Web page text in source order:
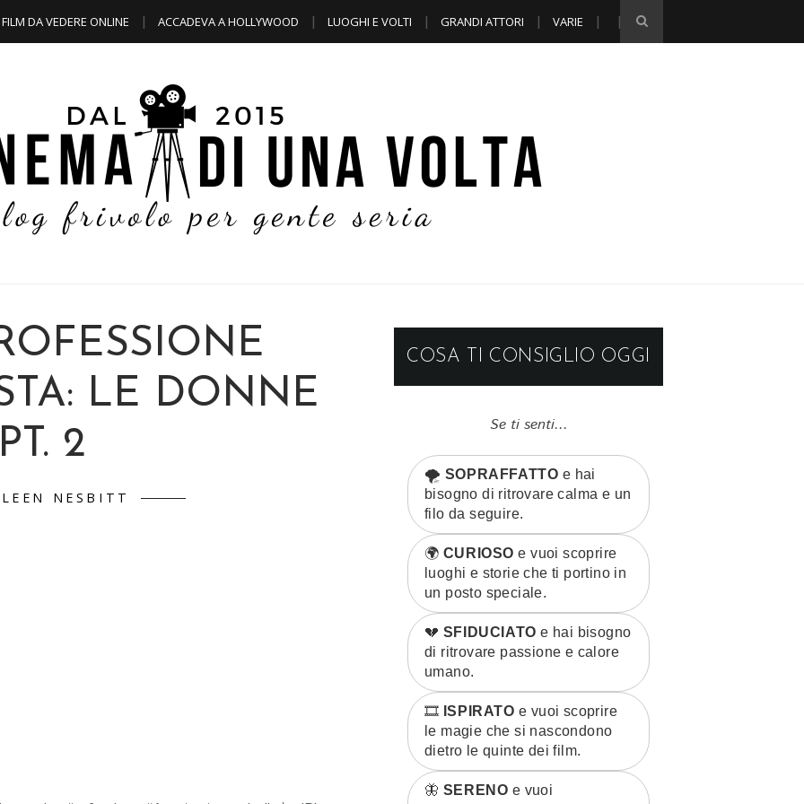
FILM DA VEDERE ONLINE ACCADEVA A HOLLYWOOD LUOGHI E VOLTI GRANDI ATTORI VARIE
LE DONNE
2
NESBITT
COSA TI CONSIGLIO OGGI
Se ti senti...
🌪️ SOPRAFFATTO e hai
bisogno di ritrovare calma e un
filo da seguire.
🌍 CURIOSO e vuoi scoprire
luoghi e storie che ti portino in
un posto speciale.
💔 SFIDUCIATO e hai bisogno
di ritrovare passione e calore
umano.
🎞️ ISPIRATO e vuoi scoprire
le magie che si nascondono
dietro le quinte dei film.
🦋 SERENO e vuoi